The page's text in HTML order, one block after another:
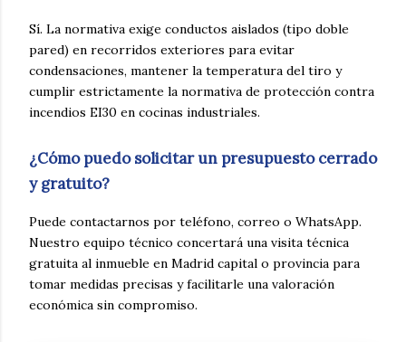
Sí. La normativa exige conductos aislados (tipo doble
pared) en recorridos exteriores para evitar
condensaciones, mantener la temperatura del tiro y
cumplir estrictamente la normativa de protección contra
incendios EI30 en cocinas industriales.
¿Cómo puedo solicitar un presupuesto cerrado
y gratuito?
Puede contactarnos por teléfono, correo o WhatsApp.
Nuestro equipo técnico concertará una visita técnica
gratuita al inmueble en Madrid capital o provincia para
tomar medidas precisas y facilitarle una valoración
económica sin compromiso.